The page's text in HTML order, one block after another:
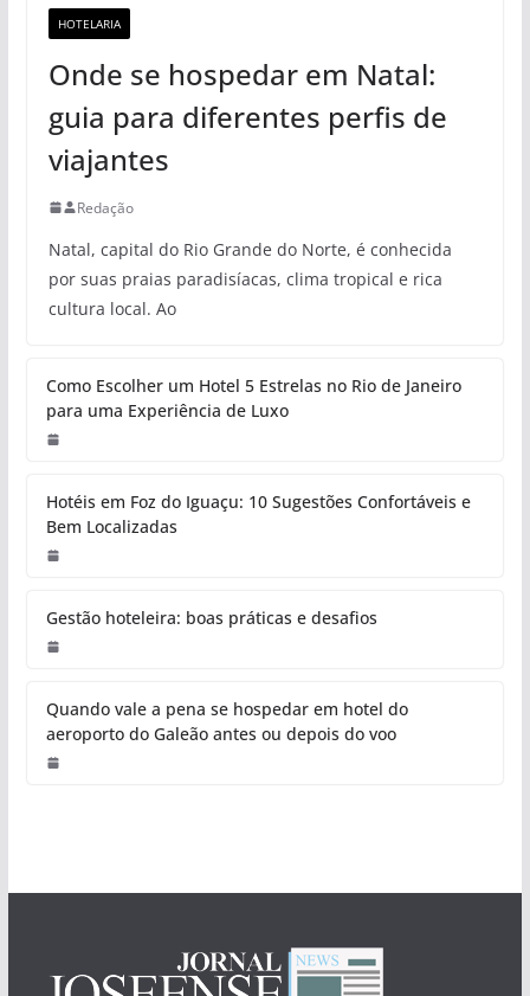
HOTELARIA
Onde se hospedar em Natal:
guia para diferentes perfis de
viajantes
Redação
Natal, capital do Rio Grande do Norte, é conhecida
por suas praias paradisíacas, clima tropical e rica
cultura local. Ao
Como Escolher um Hotel 5 Estrelas no Rio de Janeiro
para uma Experiência de Luxo
Hotéis em Foz do Iguaçu: 10 Sugestões Confortáveis e
Bem Localizadas
Gestão hoteleira: boas práticas e desafios
Quando vale a pena se hospedar em hotel do
aeroporto do Galeão antes ou depois do voo